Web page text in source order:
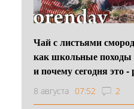
Чай с листьями
как школьные походы
и почему сегодня это -
8 августа 07:52 2